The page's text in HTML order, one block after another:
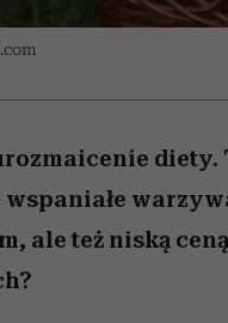
diety.
ale też niską